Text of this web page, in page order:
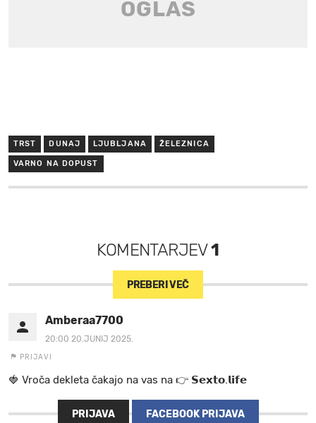
TRST DUNAJ LJUBLJANA ŽELEZNICA
VARNO NA DOPUST
KOMENTARJEV1
PREBERI VEČ
Amberaa7700
20:00 20.JUNIJ 2025.
PRIJAVI
🍓 V r o č a d e k l e t a ča k a jo na va s n a 👉 𝗦𝗲𝘅𝘁𝗼.𝗹𝗶𝗳𝗲
PRIJAVA FACEBOOK PRIJAVA